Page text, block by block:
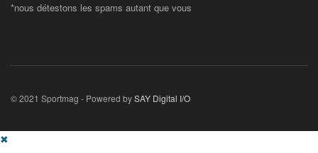
*nous détestons les spams autant que vous
© 2021 Sportmag - Powered bySAY Digital I/O
✖